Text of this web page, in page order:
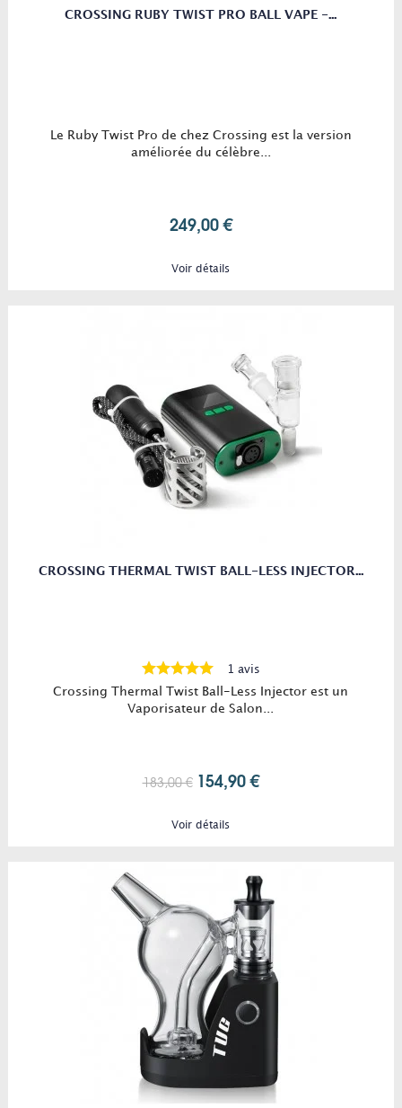
CROSSING RUBY TWIST PRO BALL VAPE -...
Le Ruby Twist Pro de chez Crossing est la version
améliorée du célèbre...
249,00 €
Voir détails
CROSSING THERMAL TWIST BALL-LESS INJECTOR...
1 avis
Crossing Thermal Twist Ball-Less Injector est un
Vaporisateur de Salon...
183,00 € 154,90 €
Voir détails